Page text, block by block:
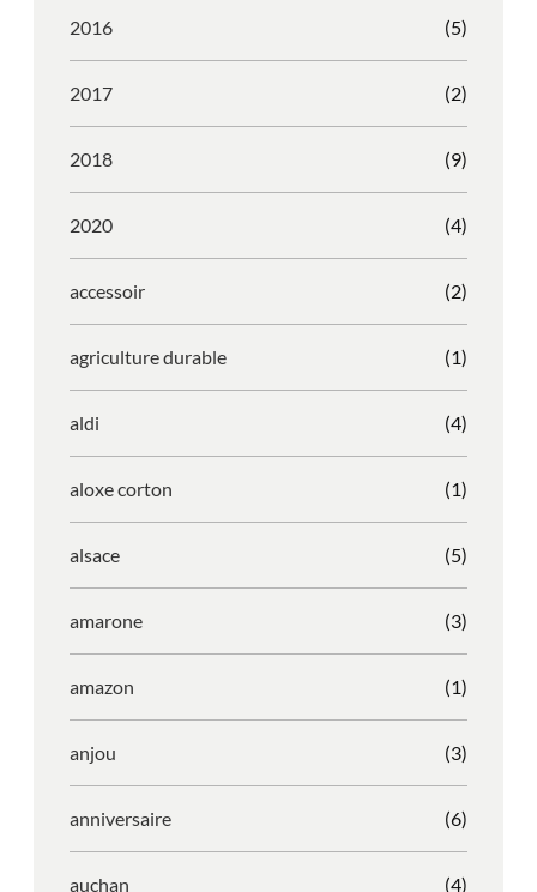
2016 (5)
2017 (2)
2018 (9)
2020 (4)
accessoir (2)
agriculture durable (1)
aldi (4)
aloxe corton (1)
alsace (5)
amarone (3)
amazon (1)
anjou (3)
anniversaire (6)
auchan (4)